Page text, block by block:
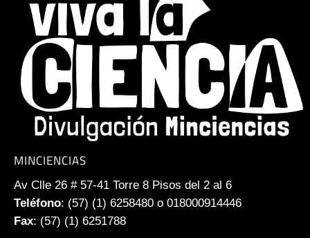
MINCIENCIAS
Av Clle 26 # 57-41 Torre 8 Pisos del 2 al 6
Teléfono: (57) (1) 6258480 o 018000914446
Fax: (57) (1) 6251788